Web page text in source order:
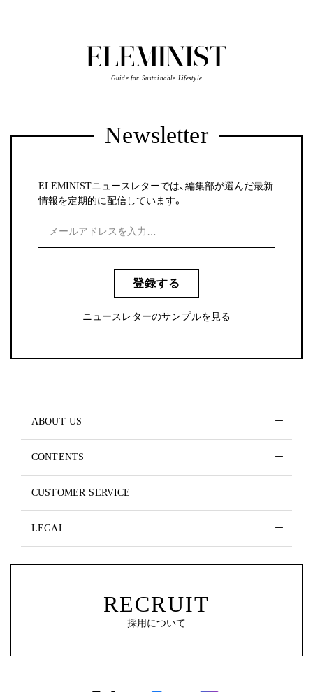
Guide for Sustainable Lifestyle
Newsletter
ELEMINISTニュースレターでは、編集部が選んだ最新
情報を定期的に配信しています。
登録する
ニュースレターのサンプルを見る
ABOUT US
CONTENTS
CUSTOMER SERVICE
LEGAL
RECRUIT
採用について